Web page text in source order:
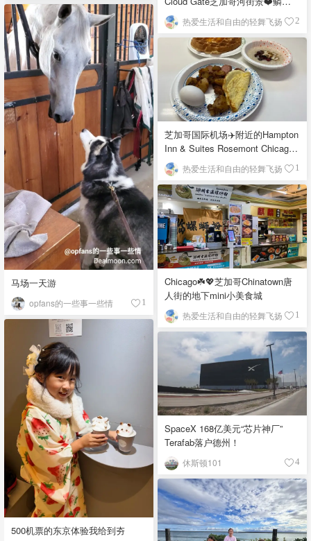
栉比的高楼
热爱生活和自由的轻舞飞扬 2
马场一天游
opfans的一些事一些情 1
芝加哥国际机场✈️附近的Hampton
Inn & Suites Rosemont Chicago
O'Hare自助早餐
热爱生活和自由的轻舞飞扬 1
Chicago☘️💖芝加哥Chinatown唐
人街的地下mini小美食城
热爱生活和自由的轻舞飞扬 1
500机票的东京体验我给到夯
SpaceX 168亿美元“芯片神厂”
Terafab落户德州！
休斯顿101 4